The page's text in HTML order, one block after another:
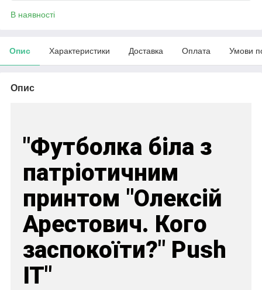
В наявності
Опис Характеристики Доставка Оплата Умови
Опис
"Футболка біла з
патріотичним
принтом "Олексій
Арестович. Кого
заспокоїти?" Push
IT"